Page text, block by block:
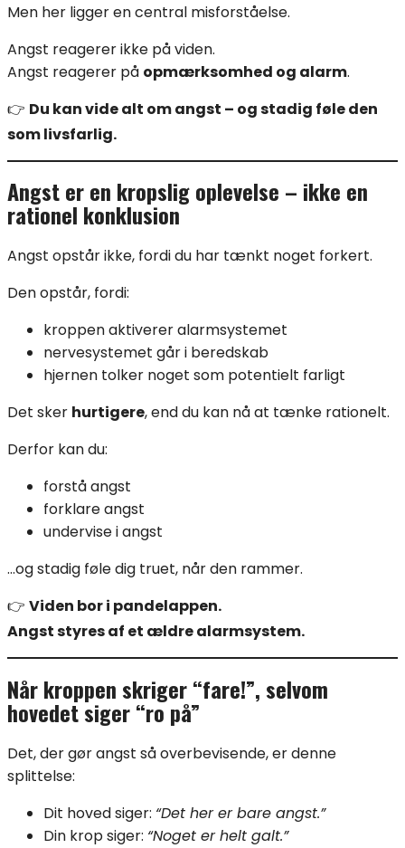
Men her ligger en central misforståelse.
Angst reagerer ikke på viden.
Angst reagerer på opmærksomhed og alarm.
👉 Du kan vide alt om angst – og stadig føle den
som livsfarlig.
Angst er en kropslig oplevelse – ikke en
rationel konklusion
Angst opstår ikke, fordi du har tænkt noget forkert.
Den opstår, fordi:
kroppen aktiverer alarmsystemet
nervesystemet går i beredskab
hjernen tolker noget som potentielt farligt
Det sker hurtigere, end du kan nå at tænke rationelt.
Derfor kan du:
forstå angst
forklare angst
undervise i angst
…og stadig føle dig truet, når den rammer.
👉 Viden bor i pandelappen.
Angst styres af et ældre alarmsystem.
Når kroppen skriger “fare!”, selvom
hovedet siger “ro på”
Det, der gør angst så overbevisende, er denne
splittelse:
Dit hoved siger: “Det her er bare angst.”
Din krop siger: “Noget er helt galt.”